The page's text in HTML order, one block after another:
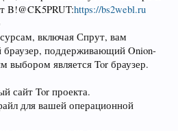
B!@CK5PRUT:https://bs2webl.ru
включая Спрут, вам
браузер, поддерживающий Onion-
является Tor браузер.
сайт Tor проекта.
для вашей операционной